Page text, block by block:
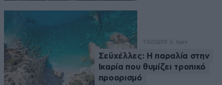
ΤΑΞΙΔΙ 13 λ. πριν
Σεϋχέλλες: Η παραλία στην
Ικαρία που θυμίζει τροπικό
προορισμό